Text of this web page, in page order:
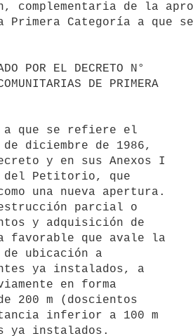
Primera Categoría a
POR EL DECRETO N°
DE PRIMERA
a que se refiere el
diciembre de 1986,
y en sus Anexos I
del Petitorio, que
una nueva apertura.
parcial o
y adquisición de
favorable que avale la
ubicación a
ya instalados, a
en forma
200 m (doscientos
inferior a 100 m
ya instalados.